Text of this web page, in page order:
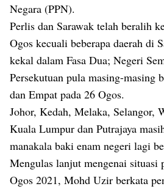
Negara (PPN).
Perlis dan Sarawak telah beralih
Ogos kecuali beberapa daerah di
kekal dalam Fasa Dua; Negeri
Persekutuan pula masing-masing
dan Empat pada 26 Ogos.
Johor, Kedah, Melaka, Selangor,
Kuala Lumpur dan Putrajaya
manakala baki enam negeri lagi
Mengulas lanjut mengenai situasi
Ogos 2021, Mohd Uzir berkata